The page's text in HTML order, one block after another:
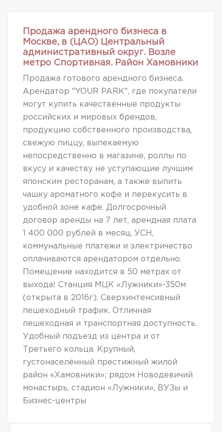
Продажа арендного бизнеса в
Москве, в (ЦАО) Центральный
административный округ. Возле
метро Спортивная. Район Хамовники
Продажа готового арендного бизнеса.
Арендатор "YOUR PARK", где покупатели
могут купить качественные продукты
российских и мировых брендов,
продукцию собственного производства,
свежую пиццу, выпекаемую
непосредственно в магазине, роллы по
вкусу и качеству не уступающие лучшим
японским ресторанам, а также выпить
чашку ароматного кофе и перекусить в
удобной зоне кафе. Долгосрочный
договор аренды на 7 лет, арендная плата
1 400 000 рублей в месяц, УСН,
коммунальные платежи и электричество
оплачиваются арендатором отдельно.
Помещение находится в 50 метрах от
выхода! Станция МЦК «Лужники»-350м
(открыта в 2016г). Сверхинтенсивный
пешеходный трафик. Отличная
пешеходная и транспортная доступность.
Удобный подъезд из центра и от
Третьего кольца. Крупный,
густонаселённый престижный жилой
район «Хамовники»; рядом Новодевичий
монастырь, стадион «Лужники», ВУЗы и
Бизнес-центры